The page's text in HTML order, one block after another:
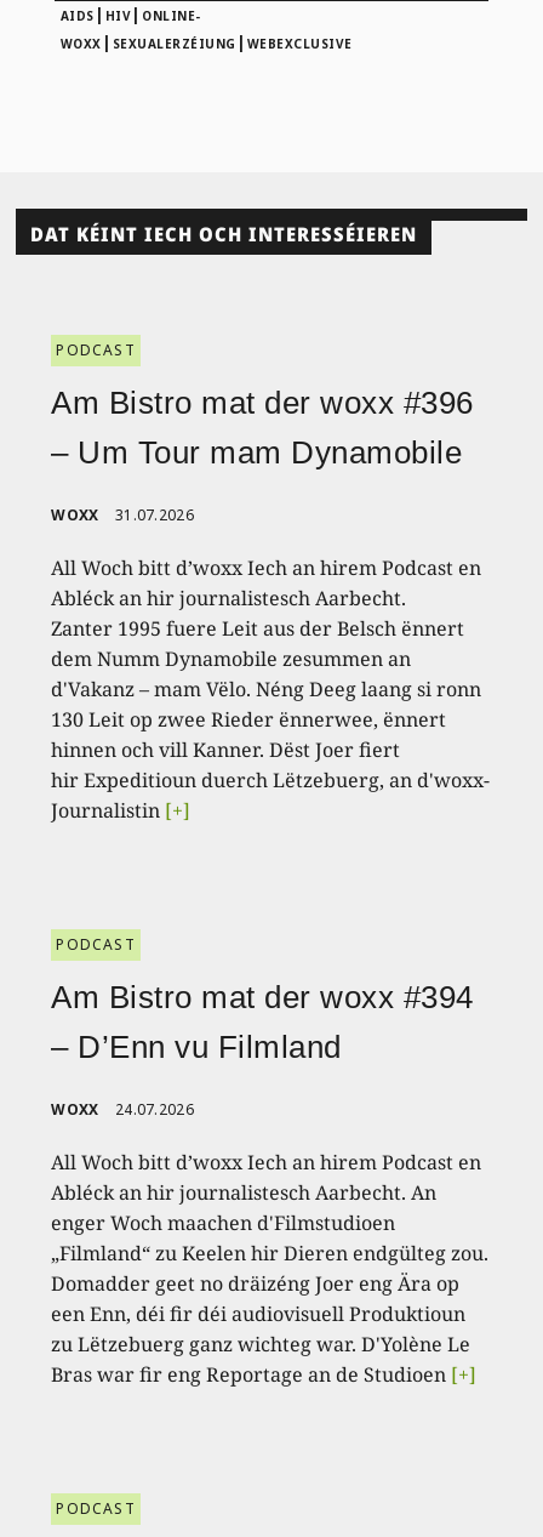
AIDS | HIV | ONLINE-
WOXX | SEXUALERZÉIUNG | WEBEXCLUSIVE
DAT KÉINT IECH OCH INTERESSÉIEREN
PODCAST
Am Bistro mat der woxx #396
– Um Tour mam Dynamobile
WOXX 31.07.2026
All Woch bitt d’woxx Iech an hirem Podcast en
Abléck an hir journalistesch Aarbecht.
Zanter 1995 fuere Leit aus der Belsch ënnert
dem Numm Dynamobile zesummen an
d'Vakanz – mam Vëlo. Néng Deeg laang si ronn
130 Leit op zwee Rieder ënnerwee, ënnert
hinnen och vill Kanner. Dëst Joer fiert
hir Expeditioun duerch Lëtzebuerg, an d'woxx-
Journalistin [+]
PODCAST
Am Bistro mat der woxx #394
– D’Enn vu Filmland
WOXX 24.07.2026
All Woch bitt d’woxx Iech an hirem Podcast en
Abléck an hir journalistesch Aarbecht. An
enger Woch maachen d'Filmstudioen
„Filmland“ zu Keelen hir Dieren endgülteg zou.
Domadder geet no dräizéng Joer eng Ära op
een Enn, déi fir déi audiovisuell Produktioun
zu Lëtzebuerg ganz wichteg war. D'Yolène Le
Bras war fir eng Reportage an de Studioen [+]
PODCAST